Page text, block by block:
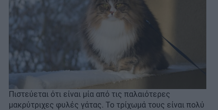
Πιστεύεται ότι είναι μία από τις παλαιότερες
μακρύτριχες φυλές γάτας. Το τρίχωμά τους είναι πολύ